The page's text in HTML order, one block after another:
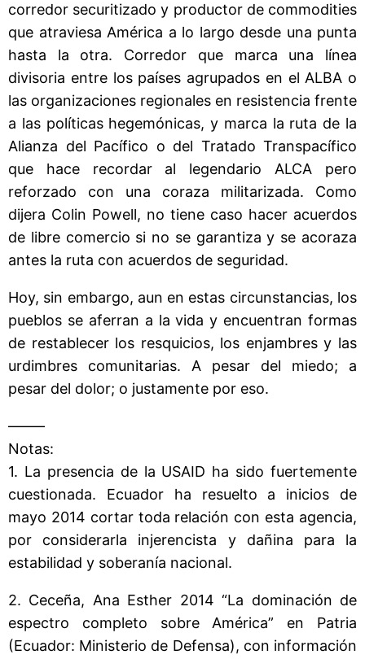
corredor securitizado y productor de commodities
que atraviesa América a lo largo desde una punta
hasta la otra. Corredor que marca una línea
divisoria entre los países agrupados en el ALBA o
las organizaciones regionales en resistencia frente
a las políticas hegemónicas, y marca la ruta de la
Alianza del Pacífico o del Tratado Transpacífico
que hace recordar al legendario ALCA pero
reforzado con una coraza militarizada. Como
dijera Colin Powell, no tiene caso hacer acuerdos
de libre comercio si no se garantiza y se acoraza
antes la ruta con acuerdos de seguridad.
Hoy, sin embargo, aun en estas circunstancias, los
pueblos se aferran a la vida y encuentran formas
de restablecer los resquicios, los enjambres y las
urdimbres comunitarias. A pesar del miedo; a
pesar del dolor; o justamente por eso.
——–
Notas:
1. La presencia de la USAID ha sido fuertemente
cuestionada. Ecuador ha resuelto a inicios de
mayo 2014 cortar toda relación con esta agencia,
por considerarla injerencista y dañina para la
estabilidad y soberanía nacional.
2. Ceceña, Ana Esther 2014 “La dominación de
espectro completo sobre América” en Patria
(Ecuador: Ministerio de Defensa), con información